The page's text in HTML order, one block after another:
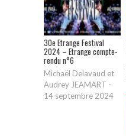
30e Etrange Festival
2024 – Etrange compte-
rendu n°6
Michaël Delavaud et
Audrey JEAMART -
14 septembre 2024